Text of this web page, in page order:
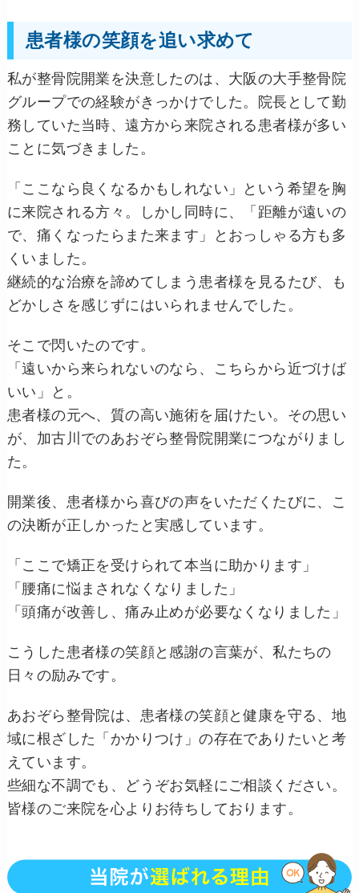
患者様の笑顔を追い求めて
私が整骨院開業を決意したのは、大阪の大手整骨院
グループでの経験がきっかけでした。院長として勤
務していた当時、遠方から来院される患者様が多い
ことに気づきました。
「ここなら良くなるかもしれない」という希望を胸
に来院される方々。しかし同時に、「距離が遠いの
で、痛くなったらまた来ます」とおっしゃる方も多
くいました。
継続的な治療を諦めてしまう患者様を見るたび、も
どかしさを感じずにはいられませんでした。
そこで閃いたのです。
「遠いから来られないのなら、こちらから近づけば
いい」と。
患者様の元へ、質の高い施術を届けたい。その思い
が、加古川でのあおぞら整骨院開業につながりまし
た。
開業後、患者様から喜びの声をいただくたびに、こ
の決断が正しかったと実感しています。
「ここで矯正を受けられて本当に助かります」
「腰痛に悩まされなくなりました」
「頭痛が改善し、痛み止めが必要なくなりました」
こうした患者様の笑顔と感謝の言葉が、私たちの
日々の励みです。
あおぞら整骨院は、患者様の笑顔と健康を守る、地
域に根ざした「かかりつけ」の存在でありたいと考
えています。
些細な不調でも、どうぞお気軽にご相談ください。
皆様のご来院を心よりお待ちしております。